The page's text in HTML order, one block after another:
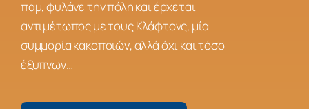
παμ, φυλάνε την πόλη και έρχεται
αντιμέτωπoς με τους Κλάφτονς, μία
συμμορία κακοποιών, αλλά όχι και τόσο
έξυπνων…